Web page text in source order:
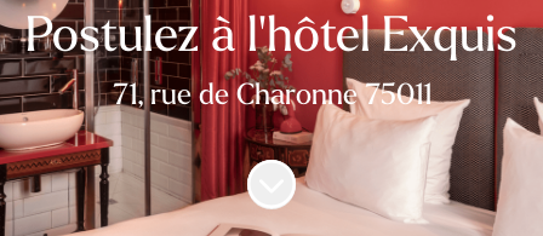
Postulez à l'hôtel Exquis
71, rue de Charonne 75011
Faire défiler jusqu'au contenu